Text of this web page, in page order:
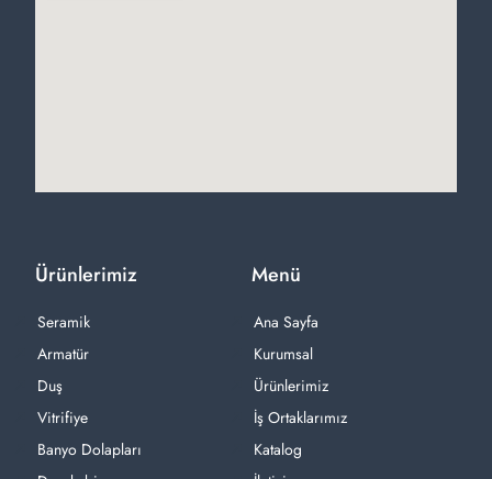
Menü
Ana Sayfa
Kurumsal
Ürünlerimiz
İş Ortaklarımız
Katalog
Ürünlerimiz
Seramik
Armatür
Duş
Vitrifiye
Banyo Dolapları